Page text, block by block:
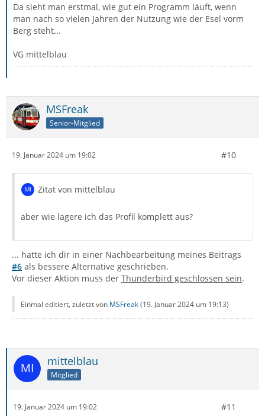
Da sieht man erstmal, wie gut ein Programm läuft, wenn
man nach so vielen Jahren der Nutzung wie der Esel vorm
Berg steht...
VG mittelblau
MSFreak
Senior-Mitglied
19. Januar 2024 um 19:02 #10
Zitat von mittelblau
aber wie lagere ich das Profil komplett aus?
... hatte ich dir in einer Nachbearbeitung meines Beitrags
#6 als bessere Alternative geschrieben.
Vor dieser Aktion muss der Thunderbird geschlossen sein.
Einmal editiert, zuletzt von MSFreak(19. Januar 2024 um 19:13)
mittelblau
Mitglied
19. Januar 2024 um 19:02 #11